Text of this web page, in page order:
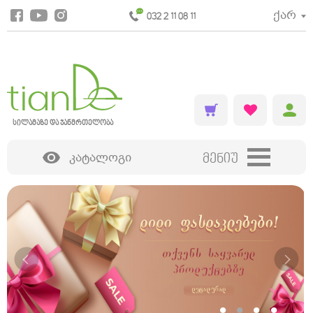
032 2 11 08 11 ქარ
სილამაზე და ჯანმრთელობა
კატალოგი მენიუ